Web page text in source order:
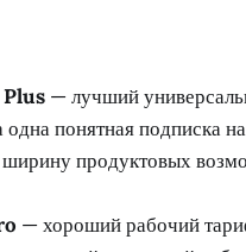
— лучший
понятная подписка
продуктовых
— хороший рабочий